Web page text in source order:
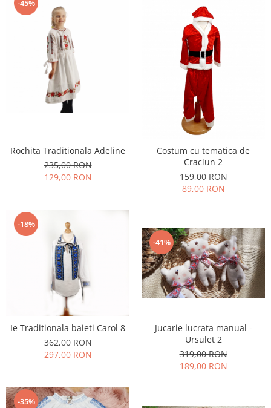
-45%
Rochita Traditionala Adeline
235,00 RON
129,00 RON
Costum cu tematica de
Craciun 2
159,00 RON
89,00 RON
-18%
Ie Traditionala baieti Carol 8
362,00 RON
297,00 RON
-41%
Jucarie lucrata manual -
Ursulet 2
319,00 RON
189,00 RON
-35%